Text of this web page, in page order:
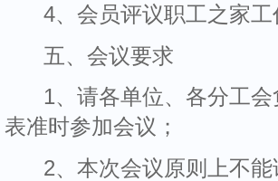
4、会员评议职工之家
五、会议要求
1、请各单位、各分工
表准时参加会议；
2、本次会议原则上不